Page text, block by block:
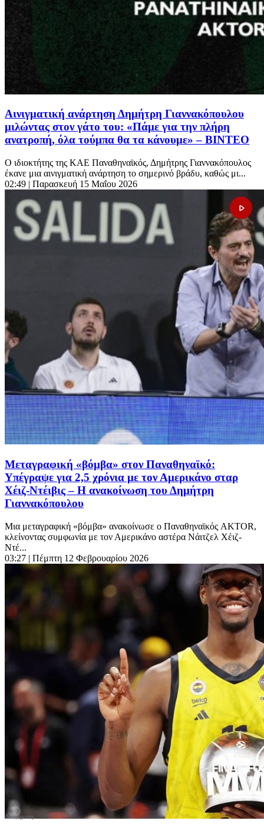
Aινιγματική ανάρτηση Δημήτρη Γιαννακόπουλου
μιλώντας στον γάτο του: «Πάμε για την πλήρη
ανατροπή, όλα τούμπα θα τα κάνουμε» – ΒΙΝΤΕΟ
Ο ιδιοκτήτης της ΚΑΕ Παναθηναϊκός, Δημήτρης Γιαννακόπουλος
έκανε μια αινιγματική ανάρτηση το σημερινό βράδυ, καθώς μι...
02:49 | Παρασκευή 15 Μαΐου 2026
Μεταγραφική «βόμβα» στον Παναθηναϊκό:
Υπέγραψε για 2,5 χρόνια με τον Αμερικάνο σταρ
Χέιζ-Ντέιβις – Η ανακοίνωση του Δημήτρη
Γιαννακόπουλου
Μια μεταγραφική «βόμβα» ανακοίνωσε ο Παναθηναϊκός AKTOR,
κλείνοντας συμφωνία με τον Αμερικάνο αστέρα Νάιτζελ Χέιζ-
Ντέ...
03:27 | Πέμπτη 12 Φεβρουαρίου 2026